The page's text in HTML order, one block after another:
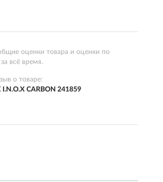
оценки товара и оценки по
всё время.
о товаре:
CARBON 241859